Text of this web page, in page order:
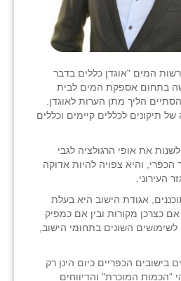
באתר רשות המים "אוגדן כללים בדבר
בתחום אספקת המים לבית
הליך מתן הערות לאוגדן.
תיקונים לכללים קיימים וכללים
את אופי הרגולציה לגבי
והיא צפויה להיות אדוקה
העירוני.
אגודת הישוב היא בעלת
כצרכן מקורות ובין אם כמפיק
השונים בתחומי הישוב,
הכפריים כיום הינן רק
"הכמות המוכרת" והדיווחים